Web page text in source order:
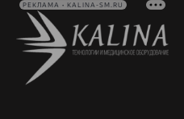
РЕКЛАМА • KALINA-SM.RU